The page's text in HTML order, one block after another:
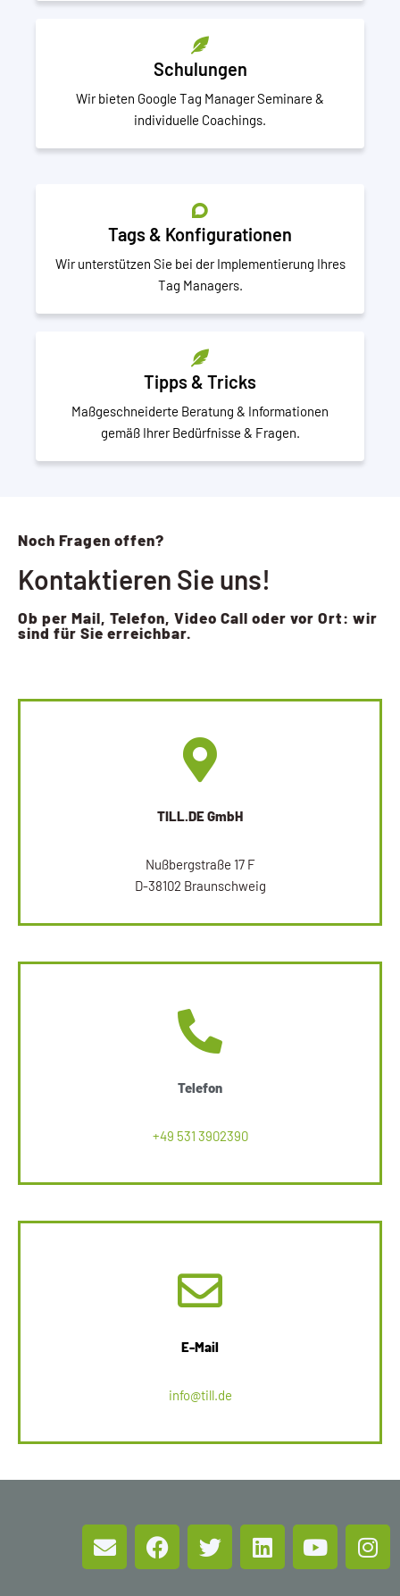
Schulungen
Wir bieten Google Tag Manager Seminare &
individuelle Coachings.
Tags & Konfigurationen
Wir unterstützen Sie bei der Implementierung Ihres
Tag Managers.
Tipps & Tricks
Maßgeschneiderte Beratung & Informationen
gemäß Ihrer Bedürfnisse & Fragen.
Noch Fragen offen?
Kontaktieren Sie uns!
Ob per Mail, Telefon, Video Call oder vor Ort: wir
sind für Sie erreichbar.
TILL.DE GmbH
Nußbergstraße 17 F
D-38102 Braunschweig
Telefon
+49 531 3902390
E-Mail
info@till.de